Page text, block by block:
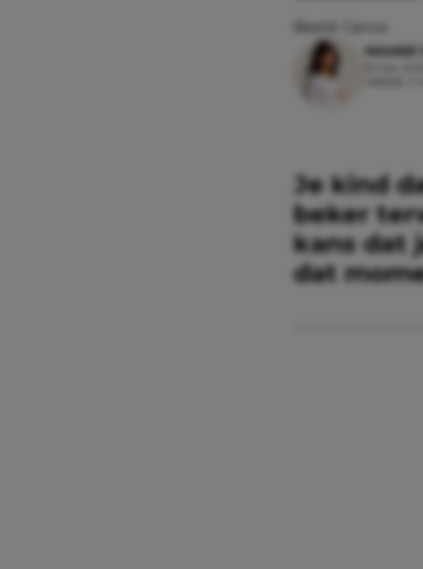
MAAIKE
Je kind
beker
kans dat
dat